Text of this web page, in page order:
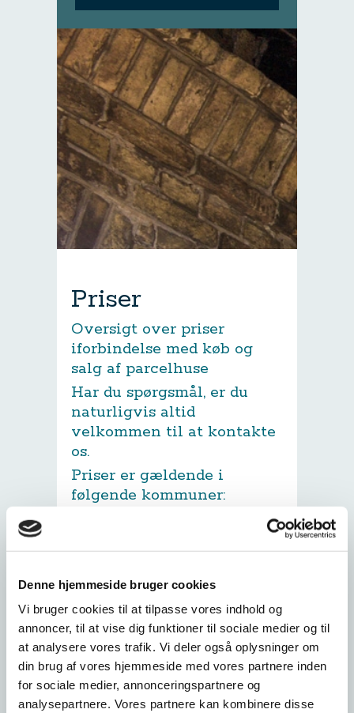
Denne hjemmeside bruger cookies
Vi bruger cookies til at tilpasse vores indhold og
annoncer, til at vise dig funktioner til sociale medier og til
at analysere vores trafik. Vi deler også oplysninger om
din brug af vores hjemmeside med vores partnere inden
for sociale medier, annonceringspartnere og
analysepartnere. Vores partnere kan kombinere disse
Priser
Oversigt over priser
iforbindelse med køb og
salg af parcelhuse
Har du spørgsmål, er du
naturligvis altid
velkommen til at kontakte
os.
Priser er gældende i
følgende kommuner:
Randers, Jammerbugt,
(excl Skagen)
Har du et hus der afviger
meget fra dette, så ring
endelig og får et godt
tilbud
Priser inkl moms for